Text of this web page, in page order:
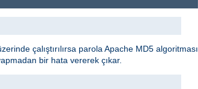
çalıştırılırsa parola Apache MD5 algoritması
bir hata vererek çıkar.